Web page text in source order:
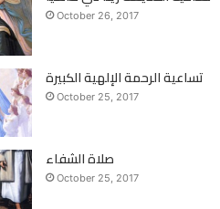
October 26, 2017
تساعية الرحمة الإلهية الكبيرة
October 25, 2017
صلاة الشفاء
October 25, 2017